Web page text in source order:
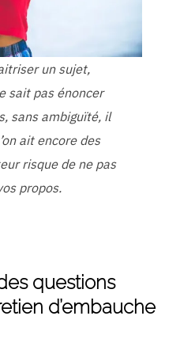
un sujet,
sait pas énoncer
sans ambiguïté, il
ait encore des
risque de ne pas
propos.
questions
d’embauche